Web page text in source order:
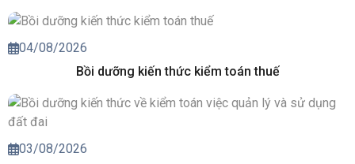
04/08/2026
Bồi dưỡng kiến thức kiểm toán thuế
03/08/2026